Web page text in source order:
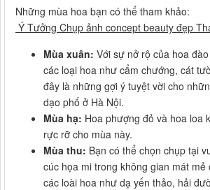
Những mùa hoa bạn có thể tham khảo:
Ý Tưởng Chụp ảnh concept beauty đẹp
Mùa xuân: Với sự nở rộ của hoa
các loại hoa như cẩm chướng, cát
đây là những gợi ý tuyệt vời cho
dạo phố ở Hà Nội.
Mùa hạ: Hoa phượng đỏ và hoa loa
rực rỡ cho mùa này.
Mùa thu: Bạn có thể chọn chụp tại
cúc họa mi trong không gian mát mẻ
các loài hoa như dạ yến thảo, hải